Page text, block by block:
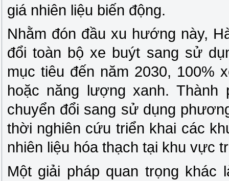
giá nhiên liệu biến động.
Nhằm đón đầu xu hướng này,
đổi toàn bộ xe buýt sang sử
mục tiêu đến năm 2030, 100%
hoặc năng lượng xanh.
chuyển đổi sang sử dụng
thời nghiên cứu triển khai các
nhiên liệu hóa thạch tại khu vực
Một giải pháp quan trọng khác